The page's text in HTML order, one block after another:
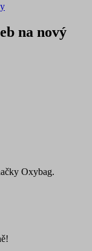
na nový
Oxybag.